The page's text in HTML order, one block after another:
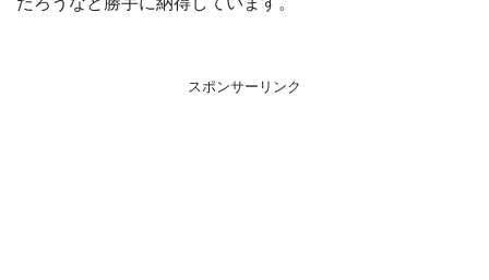
スポンサーリンク